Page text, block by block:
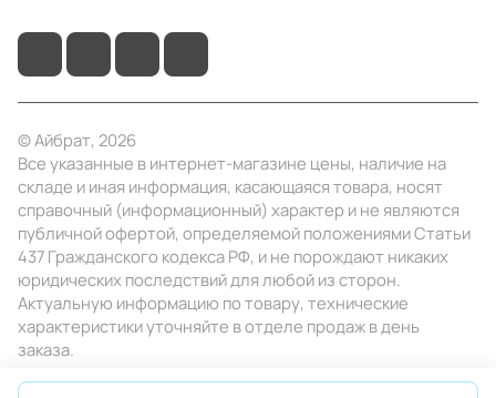
© Айбрат, 2026
Все указанные в интернет-магазине цены, наличие на
складе и иная информация, касающаяся товара, носят
справочный (информационный) характер и не являются
публичной офертой, определяемой положениями Статьи
437 Гражданского кодекса РФ, и не порождают никаких
юридических последствий для любой из сторон.
Актуальную информацию по товару, технические
характеристики уточняйте в отделе продаж в день
заказа.
Конфиденциальность